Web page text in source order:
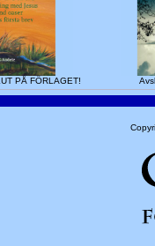
PÅ FÖRLAGET!